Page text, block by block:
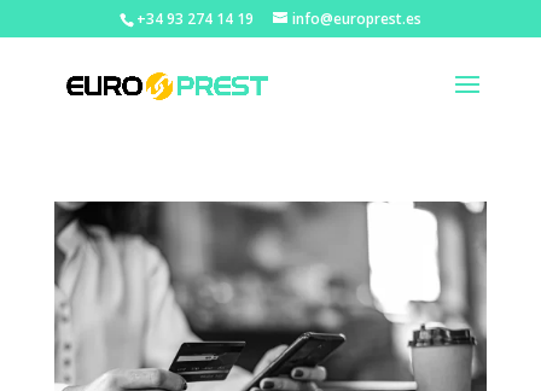
+34 93 274 14 19 info@europrest.es